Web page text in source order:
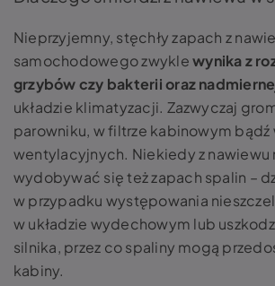
Nieprzyjemny, stęchły zapach z
samochodowego zwyklewynika z
grzybów czy bakterii oraz
układzie klimatyzacji. Zazwyczaj
parowniku, w filtrze kabinowym bądź
wentylacyjnych. Niekiedy z nawiewu
wydobywać się też zapach spalin –
w przypadku występowania
w układzie wydechowym lub
silnika, przez co spaliny mogą
kabiny.